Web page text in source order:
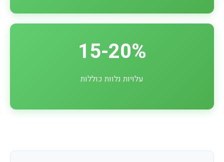
15-20%
עלויות נלוות כוללות